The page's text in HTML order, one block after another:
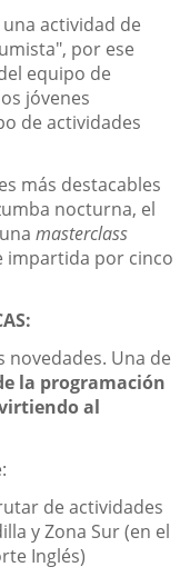
actividad de
por ese
equipo de
jóvenes
de actividades
más destacables
nocturna, el
masterclass
impartida por cinco
novedades. Una de
la programación
al
de actividades
y Zona Sur (en el
Inglés)